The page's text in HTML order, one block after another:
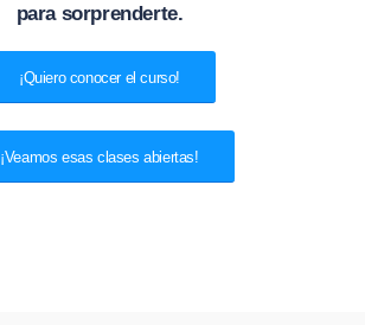
para sorprenderte.
¡Quiero conocer el curso!
¡Veamos esas clases abiertas!